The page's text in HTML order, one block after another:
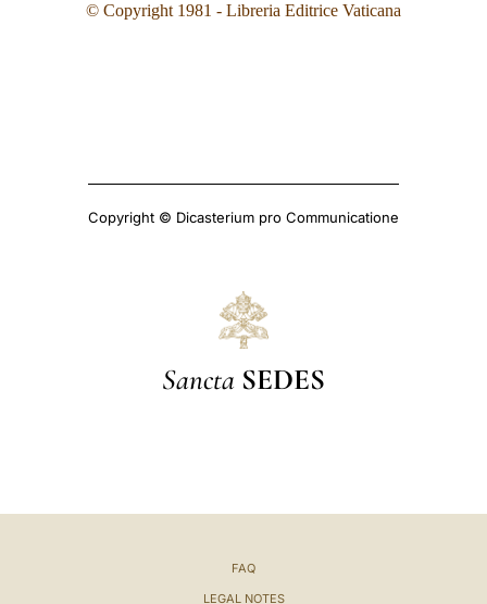
© Copyright 1981 - Libreria Editrice Vaticana
Copyright © Dicasterium pro Communicatione
Sancta SEDES
FAQ
LEGAL NOTES